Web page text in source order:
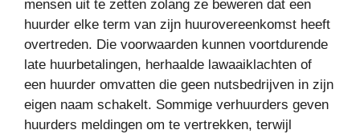
mensen uit te zetten zolang ze beweren dat een
huurder elke term van zijn huurovereenkomst heeft
overtreden. Die voorwaarden kunnen voortdurende
late huurbetalingen, herhaalde lawaaiklachten of
een huurder omvatten die geen nutsbedrijven in zijn
eigen naam schakelt. Sommige verhuurders geven
huurders meldingen om te vertrekken, terwijl